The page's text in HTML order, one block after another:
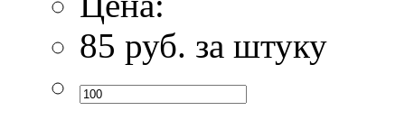
85 руб. за штуку